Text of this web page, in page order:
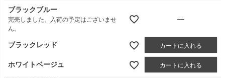
ブラックブルー
完売しました。入荷の予定はございませ
ん。
—
ブラックレッド カートに入れる
ホワイトベージュ カートに入れる